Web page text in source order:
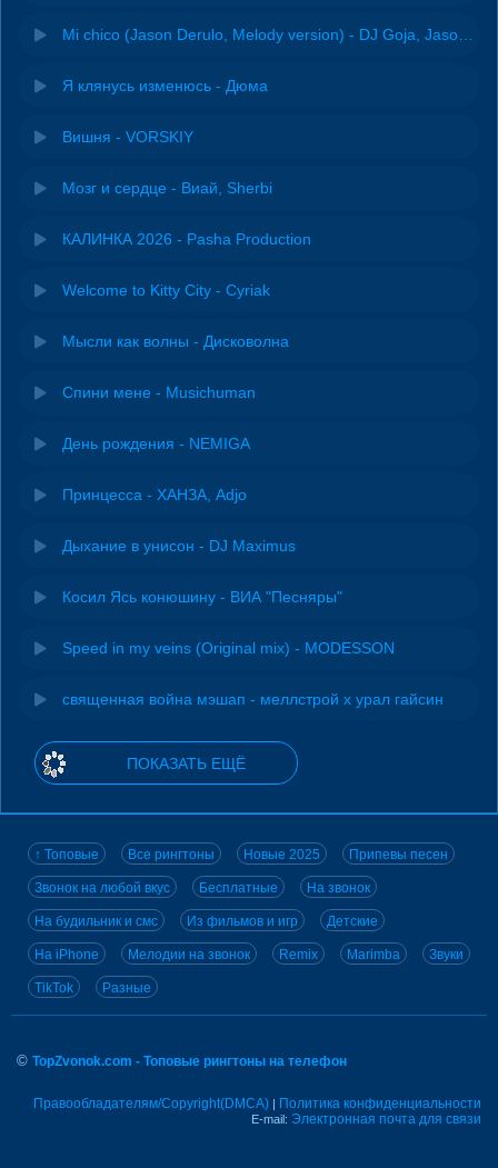
Я клянусь изменюсь - Дюма
Вишня - VORSKIY
Мозг и сердце - Виай, Sherbi
КАЛИНКА 2026 - Pasha Production
Welcome to Kitty City - Cyriak
Мысли как волны - Дисковолна
Спини мене - Musichuman
День рождения - NEMIGA
Принцесса - ХАНЗА, Adjo
Дыхание в унисон - DJ Maximus
Косил Ясь конюшину - ВИА "Песняры"
Speed in my veins (Original mix) - MODESSON
священная война мэшап - меллстрой х урал гайсин
ПОКАЗАТЬ ЕЩЁ
↑ Топовые Все рингтоны Новые 2025 Припевы песен
Звонок на любой вкус Бесплатные На звонок
На будильник и смс Из фильмов и игр Детские
На iPhone Мелодии на звонок Remix Marimba Звуки
TikTok Разные
© TopZvonok.com - Топовые рингтоны на телефон
Правообладателям/Copyright(DMCA) | Политика конфиденциальности
E-mail: Электронная почта для связи